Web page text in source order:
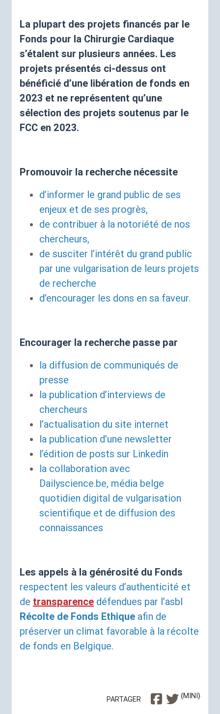
La plupart des projets financés par le
Fonds pour la Chirurgie Cardiaque
s’étalent sur plusieurs années. Les
projets présentés ci-dessus ont
bénéficié d’une libération de fonds en
2023 et ne représentent qu’une
sélection des projets soutenus par le
FCC en 2023.
Promouvoir la recherche nécessite
d’informer le grand public de ses
enjeux et de ses progrès,
de contribuer à la notoriété de nos
chercheurs,
de susciter l’intérêt du grand public
par une vulgarisation de leurs projets
de recherche
d’encourager les dons en sa faveur.
Encourager la recherche passe par
la diffusion de communiqués de
presse
la publication d’interviews de
chercheurs
l’actualisation du site internet
la publication d’une newsletter
l’édition de posts sur Linkedin
la collaboration avec
Dailyscience.be, média belge
quotidien digital de vulgarisation
scientifique et de diffusion des
connaissances
Les appels à la générosité du Fonds
respectent les valeurs d’authenticité et
de transparence défendues par l’asbl
Récolte de Fonds Ethique afin de
préserver un climat favorable à la récolte
de fonds en Belgique.
PARTAGER {MINI}